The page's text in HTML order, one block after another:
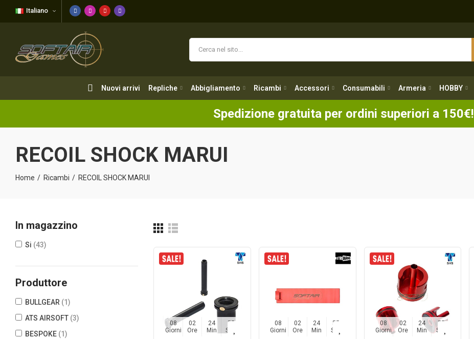
Italiano
Nuovi arrivi Repliche Abbigliamento Ricambi Accessori Consumabili Armeria HOBBY
Spedizione gratuita per ordini superiori a 150€!
Nuovi arrivi
RECOIL SHOCK MARUI
Home Ricambi RECOIL SHOCK MARUI
In magazzino
Si (43)
Produttore
BULLGEAR (1)
ATS AIRSOFT (3)
BESPOKE (1)
08
Giorni
02
Ore
24
Min
54
Sec
08
Giorni
02
Ore
24
Min
54
Sec
08
Giorni
02
Ore
24
Min
54
Sec